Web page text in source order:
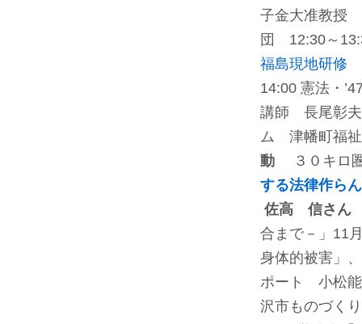
子金大准教授
団 12:30～
福島現地研修
14:00 憲法・
講師 長尾彰夫
ム 津幡町福祉
動３０キロ圏
する法律作ら
佐高 信さん
合まで－」 11
身体的被害」
ポート 小松能
沢市ものづく